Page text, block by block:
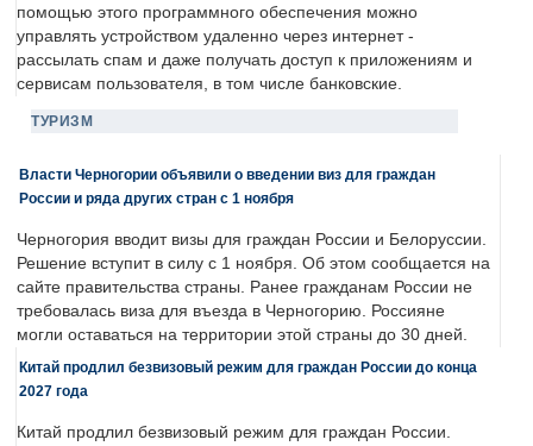
помощью этого программного обеспечения можно
управлять устройством удаленно через интернет -
рассылать спам и даже получать доступ к приложениям и
сервисам пользователя, в том числе банковские.
ТУРИЗМ
Власти Черногории объявили о введении виз для граждан
России и ряда других стран с 1 ноября
Черногория вводит визы для граждан России и Белоруссии.
Решение вступит в силу с 1 ноября. Об этом сообщается на
сайте правительства страны. Ранее гражданам России не
требовалась виза для въезда в Черногорию. Россияне
могли оставаться на территории этой страны до 30 дней.
Китай продлил безвизовый режим для граждан России до конца
2027 года
Китай продлил безвизовый режим для граждан России.